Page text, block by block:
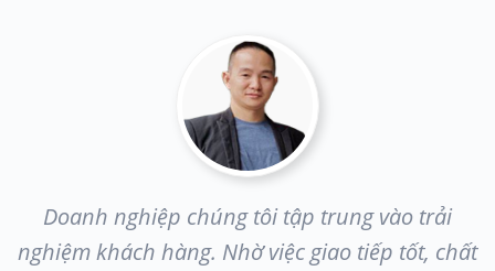
Với Cloudify, chúng tôi tự động được rất nhiều
việc. Nhờ đó mà chi phí giảm được 30% và chất